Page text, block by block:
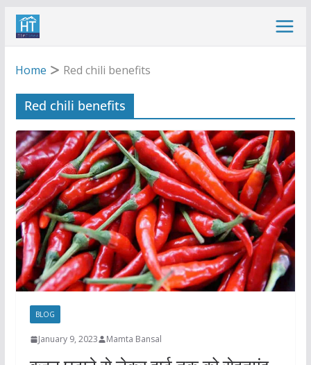
Skip
Home
Red chili benefits
Red chili benefits
BLOG
January 9, 2023 Mamta Bansal